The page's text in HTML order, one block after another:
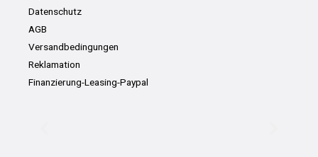
Datenschutz
AGB
Versandbedingungen
Reklamation
Finanzierung-Leasing-Paypal